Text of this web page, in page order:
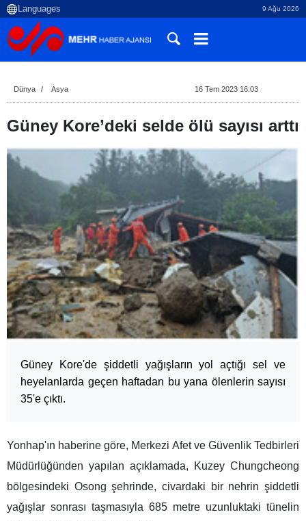
9 Ağu 2026
Dünya Asya 16 Tem 2023 16:03
Güney Kore’deki selde ölü sayısı arttı
Güney Kore'de şiddetli yağışların yol açtığı sel ve
heyelanlarda geçen haftadan bu yana ölenlerin sayısı
35'e çıktı.
Yonhap'ın haberine göre, Merkezi Afet ve Güvenlik Tedbirleri
Müdürlüğünden yapılan açıklamada, Kuzey Chungcheong
bölgesindeki Osong şehrinde, civardaki bir nehrin şiddetli
yağışlar sonrası taşmasıyla 685 metre uzunluktaki tünelin